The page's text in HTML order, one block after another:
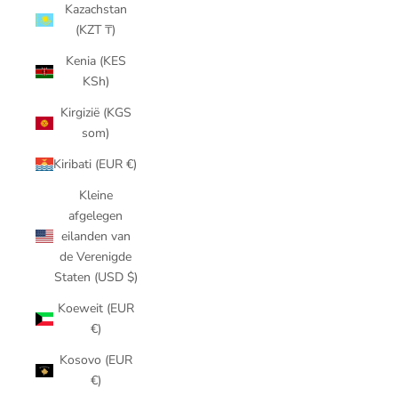
Kazachstan
(KZT ₸)
Kenia (KES
KSh)
Kirgizië (KGS
som)
Kiribati (EUR €)
Kleine
afgelegen
eilanden van
de Verenigde
Staten (USD $)
Koeweit (EUR
€)
Kosovo (EUR
€)